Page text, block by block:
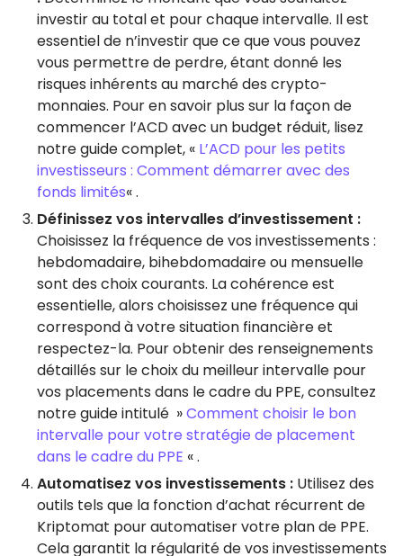
investir au total et pour chaque intervalle. Il est
essentiel de n’investir que ce que vous pouvez
vous permettre de perdre, étant donné les
risques inhérents au marché des crypto-
monnaies. Pour en savoir plus sur la façon de
commencer l’ACD avec un budget réduit, lisez
notre guide complet, « L’ACD pour les petits
investisseurs : Comment démarrer avec des
fonds limités« .
Définissez vos intervalles d’investissement :
Choisissez la fréquence de vos investissements :
hebdomadaire, bihebdomadaire ou mensuelle
sont des choix courants. La cohérence est
essentielle, alors choisissez une fréquence qui
correspond à votre situation financière et
respectez-la. Pour obtenir des renseignements
détaillés sur le choix du meilleur intervalle pour
vos placements dans le cadre du PPE, consultez
notre guide intitulé »Comment choisir le bon
intervalle pour votre stratégie de placement
dans le cadre du PPE « .
Automatisez vos investissements : Utilisez des
outils tels que la fonction d’achat récurrent de
Kriptomat pour automatiser votre plan de PPE.
Cela garantit la régularité de vos investissements